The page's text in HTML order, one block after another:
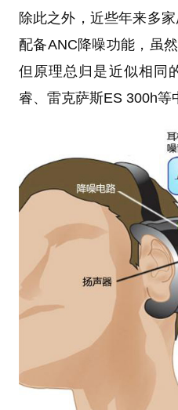
除此之外，近些年来多
配备ANC降噪功能，虽
但原理总归是近似相同
睿、雷克萨斯ES 300h等